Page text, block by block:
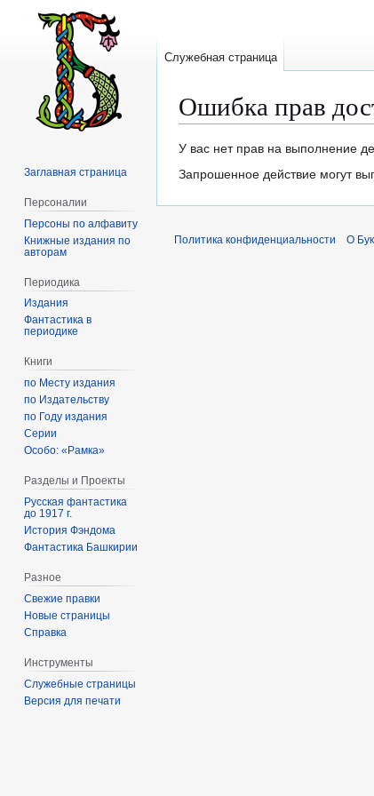
Ошибка прав
Перейти
к
Перейти
к
У вас нет прав на выполнение
Запрошенное действие могут
Служебная страница
Заглавная страница
Персоналии
Персоны по алфавиту
Книжные издания по
авторам
Периодика
Издания
Фантастика в
периодике
Книги
по Месту издания
по Издательству
по Году издания
Серии
Особо: «Рамка»
Разделы и Проекты
Русская фантастика
до 1917 г.
История Фэндома
Фантастика Башкирии
Разное
Свежие правки
Новые страницы
Справка
Инструменты
Служебные страницы
Версия для печати
Политика конфиденциальности О